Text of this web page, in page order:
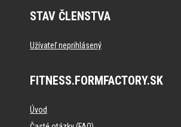
STAV ČLENSTVA
Užívateľ neprihlásený
FITNESS.FORMFACTORY.SK
Úvod